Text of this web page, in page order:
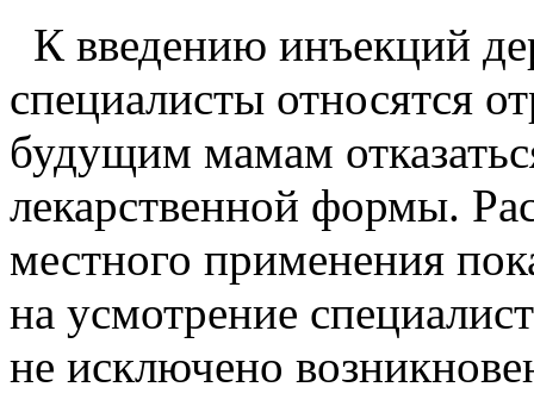
К введению инъекций
специалисты относятся
будущим мамам
лекарственной формы.
местного применения
на усмотрение
не исключено